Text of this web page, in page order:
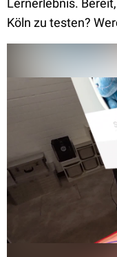
Lernerlebnis.
Köln zu testen?